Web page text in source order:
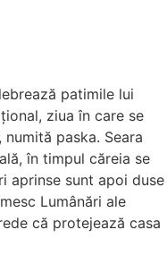
patimile lui
ziua în care se
paska. Seara
în timpul căreia se
aprinse sunt apoi duse
Lumânări ale
că protejează casa